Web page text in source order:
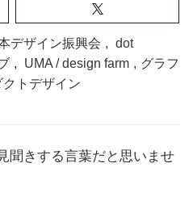
デザイン振興会 , dot
, UMA / design farm , グラフ
クトデザイン
聞きする言葉だと思いませ